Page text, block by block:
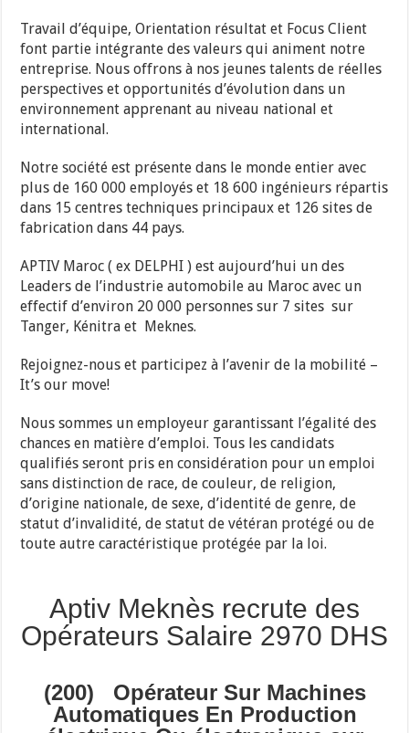
Travail d’équipe, Orientation résultat et Focus Client
font partie intégrante des valeurs qui animent notre
entreprise. Nous offrons à nos jeunes talents de réelles
perspectives et opportunités d’évolution dans un
environnement apprenant au niveau national et
international.
Notre société est présente dans le monde entier avec
plus de 160 000 employés et 18 600 ingénieurs répartis
dans 15 centres techniques principaux et 126 sites de
fabrication dans 44 pays.
APTIV Maroc ( ex DELPHI ) est aujourd’hui un des
Leaders de l’industrie automobile au Maroc avec un
effectif d’environ 20 000 personnes sur 7 sites sur
Tanger, Kénitra et Meknes.
Rejoignez-nous et participez à l’avenir de la mobilité –
It’s our move!
Nous sommes un employeur garantissant l’égalité des
chances en matière d’emploi. Tous les candidats
qualifiés seront pris en considération pour un emploi
sans distinction de race, de couleur, de religion,
d’origine nationale, de sexe, d’identité de genre, de
statut d’invalidité, de statut de vétéran protégé ou de
toute autre caractéristique protégée par la loi.
Aptiv Meknès recrute des
Opérateurs Salaire 2970 DHS
(200) Opérateur Sur Machines
Automatiques En Production